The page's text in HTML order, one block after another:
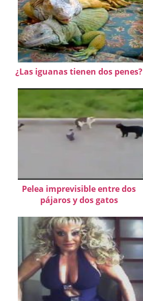
¿Las iguanas tienen dos penes?
Pelea imprevisible entre dos
pájaros y dos gatos